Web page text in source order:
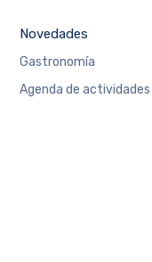
Novedades
Gastronomía
Agenda de actividades